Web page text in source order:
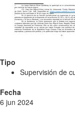
Tipo
Supervisión de
Fecha
6 jun 2024